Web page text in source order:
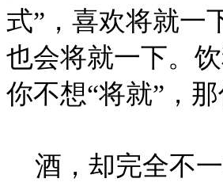
式”，喜欢将就一
也会将就一下。
你不想“将就”，
酒，却完全不一